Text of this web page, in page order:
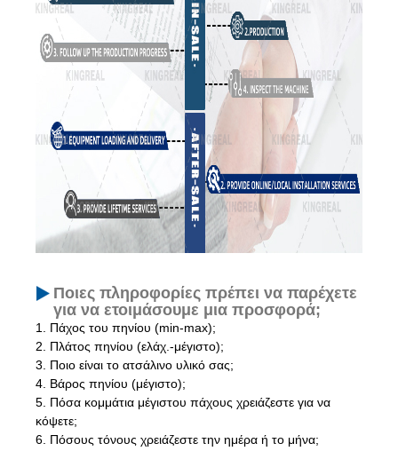
Ποιες πληροφορίες πρέπει να παρέχετε
για να ετοιμάσουμε μια προσφορά;
1. Πάχος του πηνίου (min-max);
2. Πλάτος πηνίου (ελάχ.-μέγιστο);
3. Ποιο είναι το ατσάλινο υλικό σας;
4. Βάρος πηνίου (μέγιστο);
5. Πόσα κομμάτια μέγιστου πάχους χρειάζεστε για να
κόψετε;
6. Πόσους τόνους χρειάζεστε την ημέρα ή το μήνα;